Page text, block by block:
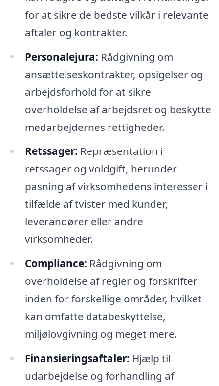
for at sikre de bedste vilkår i relevante
aftaler og kontrakter.
Personalejura: Rådgivning om
ansættelseskontrakter, opsigelser og
arbejdsforhold for at sikre
overholdelse af arbejdsret og beskytte
medarbejdernes rettigheder.
Retssager: Repræsentation i
retssager og voldgift, herunder
pasning af virksomhedens interesser i
tilfælde af tvister med kunder,
leverandører eller andre
virksomheder.
Compliance: Rådgivning om
overholdelse af regler og forskrifter
inden for forskellige områder, hvilket
kan omfatte databeskyttelse,
miljølovgivning og meget mere.
Finansieringsaftaler: Hjælp til
udarbejdelse og forhandling af